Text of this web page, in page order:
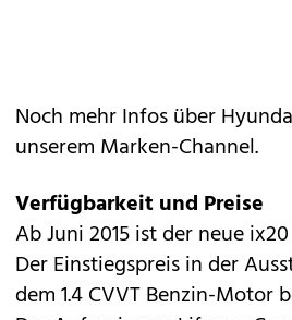
Noch mehr Infos über
unserem Marken-Channel.
Verfügbarkeit und Preise
Ab Juni 2015 ist der neue
Der Einstiegspreis in der
dem 1.4 CVVT Benzin-Motor